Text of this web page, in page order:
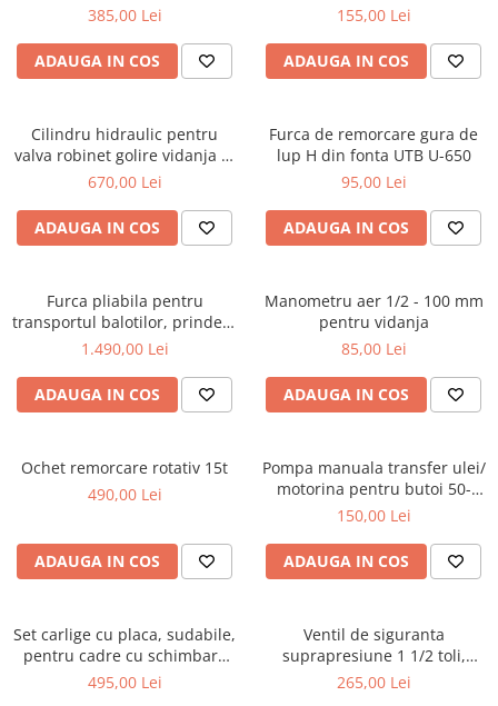
Ocheti remorcare
Picioare si roti de sprijin
Piese tractoare agricole
Carraro
Fiat
Ford
John Deere
Lamborghini
Massey Ferguson
UTB
Piese utilaje agricole
Piese combina
Piese culegator porumb
Piese cultivator
385,00 Lei
ADAUGA IN COS
155,00 Lei
ADAUGA IN COS
Cilindru hidraulic pentru
valva robinet golire vidanja 4,
5 sau 6 toli, cu dubla[...]
670,00 Lei
ADAUGA IN COS
Furca de remorcare gura de
lup H din fonta UTB U-650
95,00 Lei
ADAUGA IN COS
Furca pliabila pentru
transportul balotilor, prindere
in tiranti
1.490,00 Lei
ADAUGA IN COS
Manometru aer 1/2 - 100 mm
pentru vidanja
85,00 Lei
ADAUGA IN COS
Ochet remorcare rotativ 15t
490,00 Lei
ADAUGA IN COS
Pompa manuala transfer ulei/
motorina pentru butoi 50-
200L
150,00 Lei
ADAUGA IN COS
Set carlige cu placa, sudabile,
pentru cadre cu schimbare
rapida Euro-Norm cupa/[...]
495,00 Lei
Ventil de siguranta
suprapresiune 1 1/2 toli,
pentru vidanja
265,00 Lei